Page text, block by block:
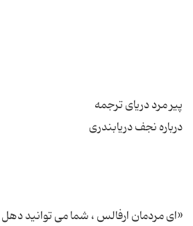
«اى مردمان ارفالس ، شما مى توانید دهل